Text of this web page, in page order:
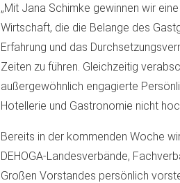
„Mit Jana Schimke gewinnen wir
Wirtschaft, die die Belange des
Erfahrung und das
Zeiten zu führen. Gleichzeitig
außergewöhnlich engagierte
Hotellerie und Gastronomie nicht
Bereits in der kommenden Woche
DEHOGA-Landesverbände,
Großen Vorstandes persönlich